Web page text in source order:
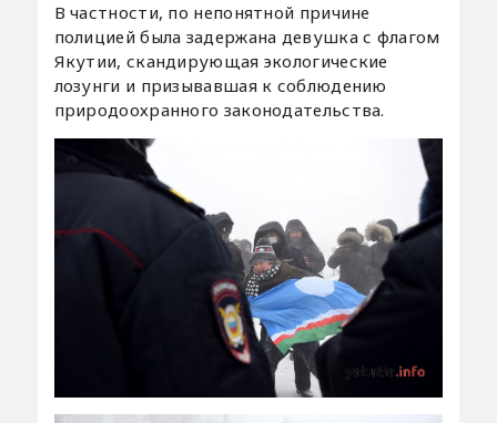
В частности, по непонятной причине
полицией была задержана девушка с флагом
Якутии, скандирующая экологические
лозунги и призывавшая к соблюдению
природоохранного законодательства.